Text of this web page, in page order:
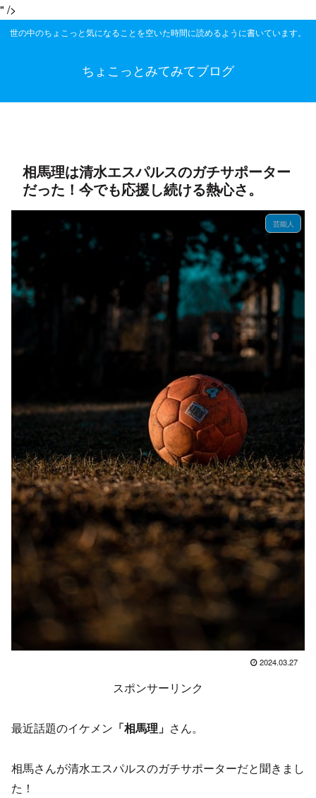
" />
世の中のちょこっと気になることを空いた時間に読めるように書いています。
ちょこっとみてみてブログ
相馬理は清水エスパルスのガチサポーター
だった！今でも応援し続ける熱心さ。
芸能人
2024.03.27
スポンサーリンク
最近話題のイケメン 「相馬理」 さん。
相馬さんが清水エスパルスのガチサポーターだと聞きまし
た！